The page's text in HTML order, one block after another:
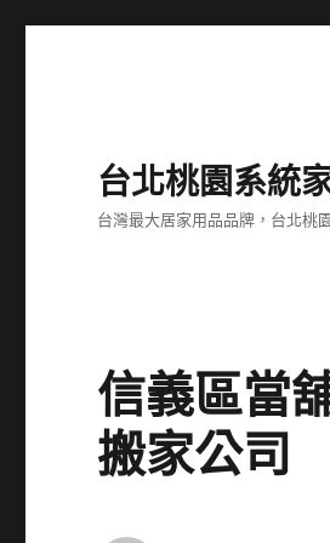
台北桃園系統
台灣最大居家用品品牌，台北桃
信義區當
搬家公司